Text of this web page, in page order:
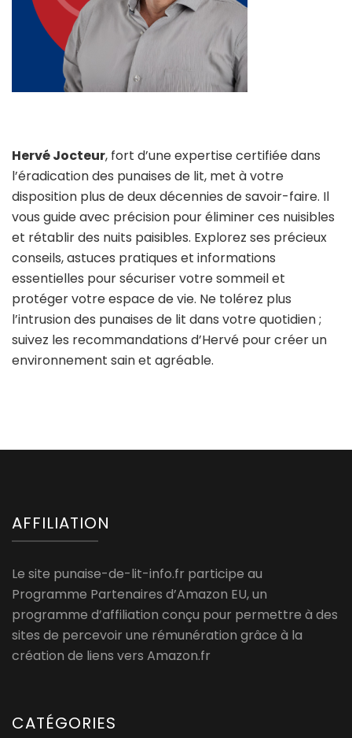
Hervé Jocteur, fort d’une expertise certifiée dans
l’éradication des punaises de lit, met à votre
disposition plus de deux décennies de savoir-faire. Il
vous guide avec précision pour éliminer ces nuisibles
et rétablir des nuits paisibles. Explorez ses précieux
conseils, astuces pratiques et informations
essentielles pour sécuriser votre sommeil et
protéger votre espace de vie. Ne tolérez plus
l’intrusion des punaises de lit dans votre quotidien ;
suivez les recommandations d’Hervé pour créer un
environnement sain et agréable.
AFFILIATION
Le site punaise-de-lit-info.fr participe au
Programme Partenaires d’Amazon EU, un
programme d’affiliation conçu pour permettre à des
sites de percevoir une rémunération grâce à la
création de liens vers Amazon.fr
CATÉGORIES